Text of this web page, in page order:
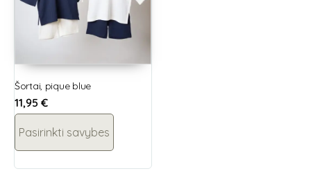
Šortai, pique blue
11,95 €
Pasirinkti savybes